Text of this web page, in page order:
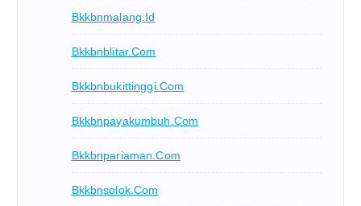
Bkkbnmalang.id
Bkkbnblitar.com
Bkkbnbukittinggi.com
Bkkbnpayakumbuh.com
Bkkbnpariaman.com
Bkkbnsolok.com